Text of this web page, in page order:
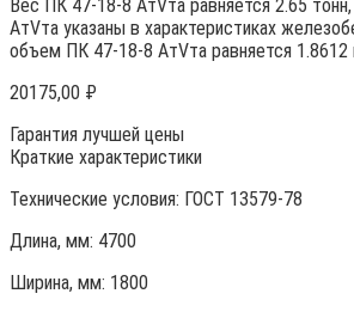
Вес ПК 47-18-8 АтVта равняется 2.65
АтVта указаны в характеристиках
объем ПК 47-18-8 АтVта равняется 1.8612
20175,00 ₽
Гарантия лучшей цены
Краткие характеристики
Технические условия: ГОСТ 13579-78
Длина, мм: 4700
Ширина, мм: 1800